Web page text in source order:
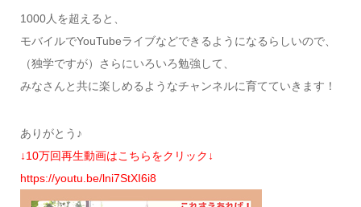
1000人を超えると、
モバイルでYouTubeライブなどできるようになるらしいので、
（独学ですが）さらにいろいろ勉強して、
みなさんと共に楽しめるようなチャンネルに育てていきます！
ありがとう♪
↓10万回再生動画はこちらをクリック↓
https://youtu.be/lni7StXI6i8